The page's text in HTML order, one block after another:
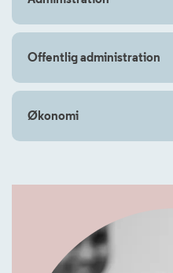
Offentlig administration
Økonomi